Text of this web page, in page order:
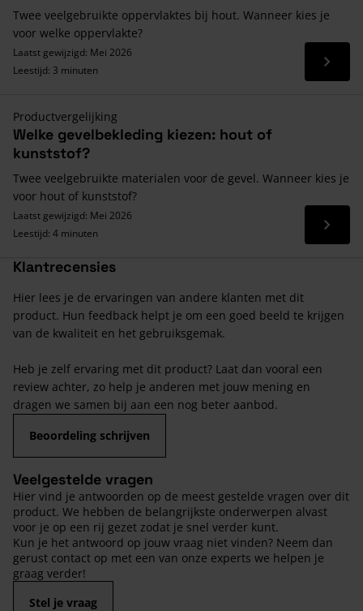
Twee veelgebruikte oppervlaktes bij hout. Wanneer kies je
voor welke oppervlakte?
Laatst gewijzigd: Mei 2026
Leestijd: 3 minuten
Lees
Productvergelijking
Welke gevelbekleding kiezen: hout of
kunststof?
Twee veelgebruikte materialen voor de gevel. Wanneer kies je
voor hout of kunststof?
Laatst gewijzigd: Mei 2026
Leestijd: 4 minuten
Lees
Klantrecensies
Hier lees je de ervaringen van andere klanten met dit
product. Hun feedback helpt je om een goed beeld te krijgen
van de kwaliteit en het gebruiksgemak.
Heb je zelf ervaring met dit product? Laat dan vooral een
review achter, zo help je anderen met jouw mening en
dragen we samen bij aan een nog beter aanbod.
Beoordeling schrijven
Veelgestelde vragen
Hier vind je antwoorden op de meest gestelde vragen over dit
product. We hebben de belangrijkste onderwerpen alvast
voor je op een rij gezet zodat je snel verder kunt.
Kun je het antwoord op jouw vraag niet vinden? Neem dan
gerust contact op met een van onze experts we helpen je
graag verder!
Stel je vraag